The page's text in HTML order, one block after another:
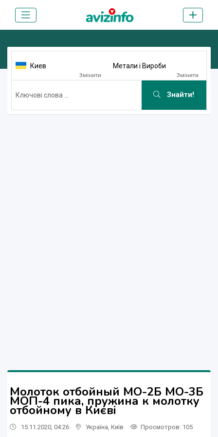
Киев
Змінити
Метали і Вироби
Змінити
Знайти!
Молоток отбойный МО-2Б МО-3Б
МОП-4 пика, пружина к молотку
отбойному в Києві
15.11.2020, 04:26 Україна Київ Просмотров: 105